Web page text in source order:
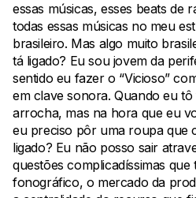
essas músicas, esses beats de
todas essas músicas no meu
brasileiro. Mas algo muito
tá ligado? Eu sou jovem da
sentido eu fazer o “Vicioso”
em clave sonora. Quando eu
arrocha, mas na hora que eu
eu preciso pôr uma roupa que
ligado? Eu não posso sair
questões complicadíssimas
fonográfico, o mercado da